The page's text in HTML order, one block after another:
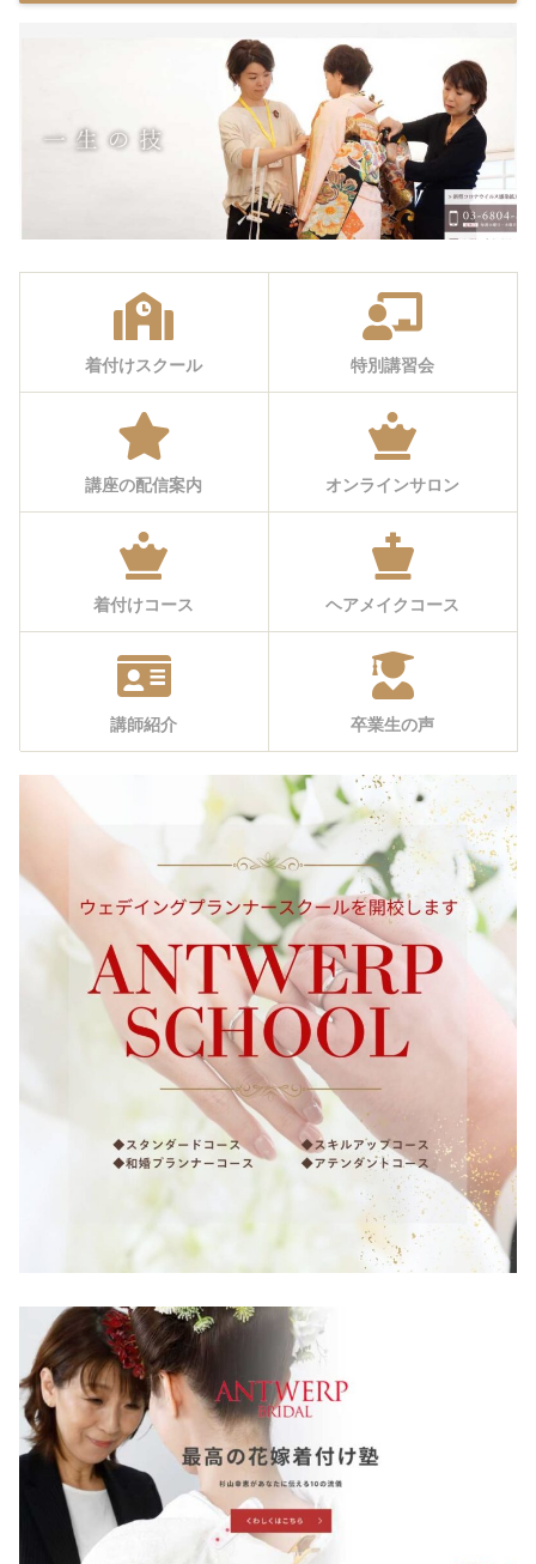
着付けスクール 特別講習会
講座の配信案内 オンラインサロン
着付けコース ヘアメイクコース
講師紹介 卒業生の声